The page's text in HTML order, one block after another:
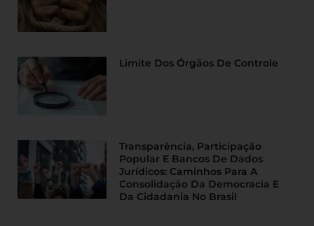
Limite Dos Órgãos De Controle
Transparência, Participação
Popular E Bancos De Dados
Jurídicos: Caminhos Para A
Consolidação Da Democracia E
Da Cidadania No Brasil